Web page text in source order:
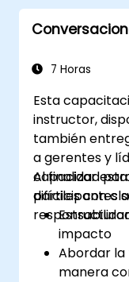
competitiva
potenciado por
7 Horas
Esta
instructor,
también
a gerentes y
capacidad
difíciles con
Al finalizar
participantes
impacto
Abordar la
manera